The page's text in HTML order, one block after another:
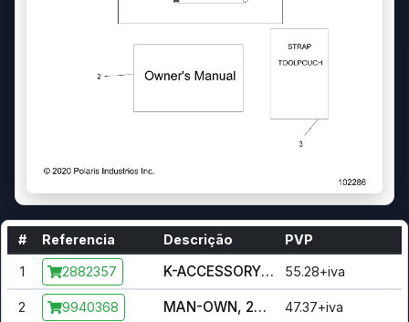
# Referencia Descrição PVP
1 2882357 K-ACCESSORY TOOLS (INCL. 4) 55.28+iva
2 9940368 MAN-OWN, 22 RANGER 150 47.37+iva